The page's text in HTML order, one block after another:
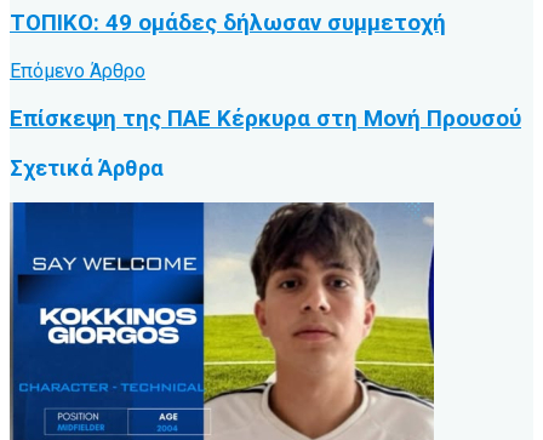
ΤΟΠΙΚΟ: 49 ομάδες δήλωσαν συμμετοχή
Επόμενο Άρθρο
Επίσκεψη της ΠΑΕ Κέρκυρα στη Μονή Προυσού
ΣχετικάΆρθρα